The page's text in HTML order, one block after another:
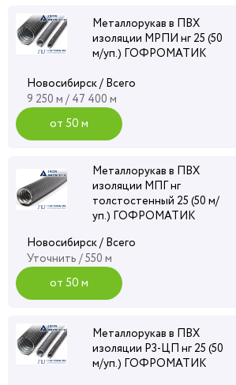
Металлорукав в ПВХ
изоляции МРПИ нг 25 (50
м/уп.) ГОФРОМАТИК
Новосибирск / Всего
9 250 м / 47 400 м
от 50 м
Металлорукав в ПВХ
изоляции МПГ нг
толстостенный 25 (50 м/
уп.) ГОФРОМАТИК
Новосибирск / Всего
Уточнить / 550 м
от 50 м
Металлорукав в ПВХ
изоляции Р3-ЦП нг 25 (50
м/уп.) ГОФРОМАТИК